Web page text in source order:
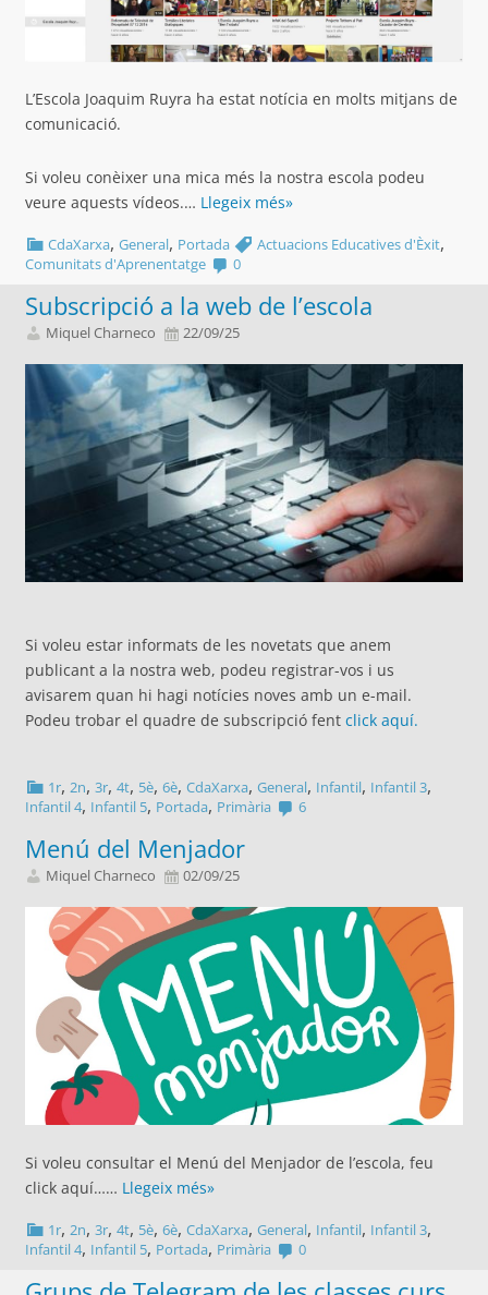
L’Escola Joaquim Ruyra ha estat notícia en molts mitjans de
comunicació.
Si voleu conèixer una mica més la nostra escola podeu
veure aquests vídeos.… Llegeix més»
CdaXarxa,General, Portada Actuacions Educatives d'Èxit,
Comunitats d'Aprenentatge 0
Subscripció a la web de l’escola
Miquel Charneco 22/09/25
Si voleu estar informats de les novetats que anem
publicant a la nostra web, podeu registrar-vos i us
avisarem quan hi hagi notícies noves amb un e-mail.
Podeu trobar el quadre de subscripció fent click aquí.
1r,2n,3r,4t, 5è,6è,CdaXarxa,General, Infantil, Infantil 3,
Infantil 4, Infantil 5, Portada, Primària 6
Menú del Menjador
Miquel Charneco 02/09/25
Si voleu consultar el Menú del Menjador de l’escola, feu
click aquí…… Llegeix més»
1r,2n,3r,4t, 5è,6è,CdaXarxa,General, Infantil, Infantil 3,
Infantil 4, Infantil 5, Portada, Primària 0